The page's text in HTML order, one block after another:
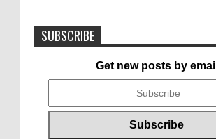
SUBSCRIBE
Get new posts by email